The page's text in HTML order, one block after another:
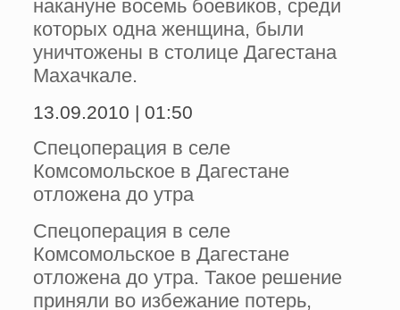
накануне восемь боевиков, среди
которых одна женщина, были
уничтожены в столице Дагестана
Махачкале.
13.09.2010 | 01:50
Спецоперация в селе
Комсомольское в Дагестане
отложена до утра
Спецоперация в селе
Комсомольское в Дагестане
отложена до утра. Такое решение
приняли во избежание потерь,